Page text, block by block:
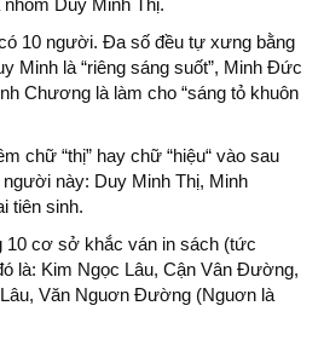
Duy Minh Thị.
10 người. Đa số đều tự xưng bằng
Minh là “riêng sáng suốt”, Minh Đức
Chương là làm cho “sáng tỏ khuôn
chữ “thị” hay chữ “hiệu“ vào sau
này: Duy Minh Thị, Minh
tiên sinh.
10 cơ sở khắc ván in sách (tức
là: Kim Ngọc Lâu, Cận Vân Đường,
Văn Nguơn Đường (Nguơn là